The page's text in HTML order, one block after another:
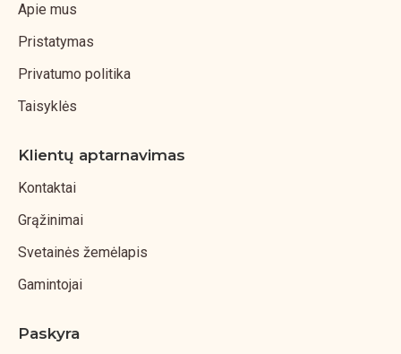
Apie mus
Pristatymas
Privatumo politika
Taisyklės
Klientų aptarnavimas
Kontaktai
Grąžinimai
Svetainės žemėlapis
Gamintojai
Paskyra